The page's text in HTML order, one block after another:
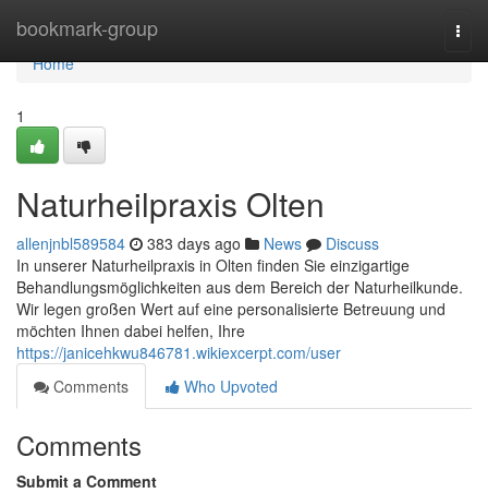
bookmark-group
Home
Home
1
Naturheilpraxis Olten
allenjnbl589584 383 days ago News
Discuss
In unserer Naturheilpraxis in Olten finden Sie einzigartige
Behandlungsmöglichkeiten aus dem Bereich der Naturheilkunde.
Wir legen großen Wert auf eine personalisierte Betreuung und
möchten Ihnen dabei helfen, Ihre
https://janicehkwu846781.wikiexcerpt.com/user
Comments
Who Upvoted
Comments
Submit a Comment